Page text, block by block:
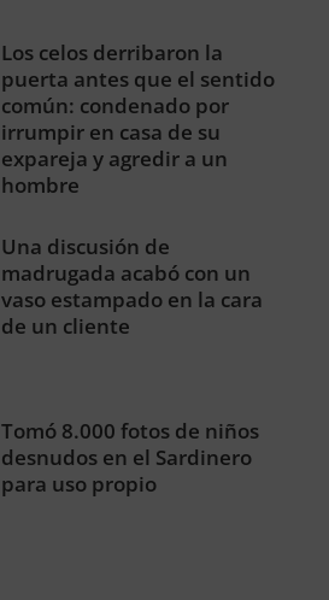
Los celos derribaron la
puerta antes que el sentido
común: condenado por
irrumpir en casa de su
expareja y agredir a un
hombre
Una discusión de
madrugada acabó con un
vaso estampado en la cara
de un cliente
Tomó 8.000 fotos de niños
desnudos en el Sardinero
para uso propio